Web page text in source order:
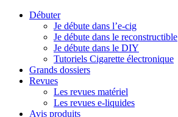
Débuter
Je débute dans l’e-cig
Je débute dans le reconstructible
Je débute dans le DIY
Tutoriels Cigarette électronique
Grands dossiers
Revues
Les revues matériel
Les revues e-liquides
Avis produits